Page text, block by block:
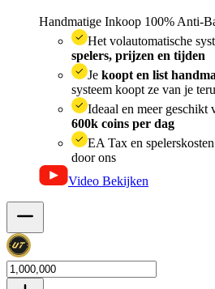
Handmatige Inkoop 100% Anti-
Het volautomatische
spelers, prijzen en tijden
Je koopt en list
systeem koopt ze van je
Ideaal en meer geschikt
600k coins per dag
EA Tax en
door ons
Video Bekijken